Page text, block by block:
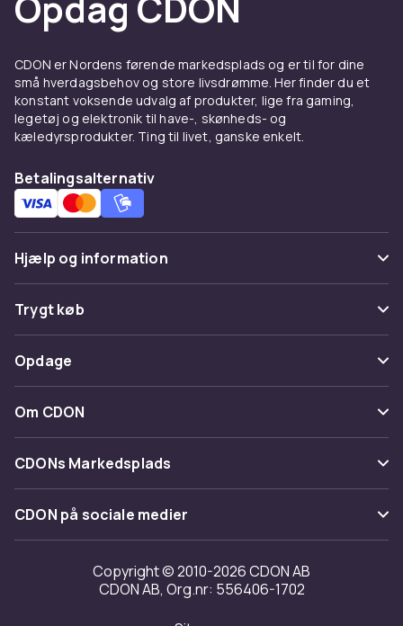
CDON er Nordens førende markedsplads og er til for dine
små hverdagsbehov og store livsdrømme. Her finder du et
konstant voksende udvalg af produkter, lige fra gaming,
legetøj og elektronik til have-, skønheds- og
kæledyrsprodukter. Ting til livet, ganske enkelt.
Betalingsalternativ
Hjælp og information
Ofte stillede spørgsmål
Spor pakke
Fortryd & returner her
Kontakt os
Trygt køb
Betaling
Levering
Tilbagekaldelser
Opdage
Kategorier
Maerke
Om CDON
Om os
Kundeanmeldelser
Arbejd på CDON
Investor relations
Tilgængelighed
CDONs Markedsplads
Merchant Help Center
CDON på sociale medier
Copyright © 2010-2026 CDON AB
CDON AB, Org.nr: 556406-1702